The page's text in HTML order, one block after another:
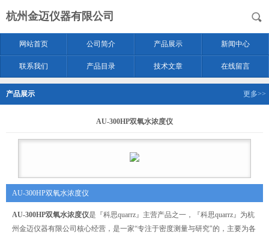
杭州金迈仪器有限公司
网站首页 公司简介 产品展示 新闻中心
联系我们 产品目录 技术文章 在线留言
产品展示 更多>>
AU-300HP双氧水浓度仪
AU-300HP双氧水浓度仪
AU-300HP双氧水浓度仪是『科思quarrz』主营产品之一，『科思quarrz』为杭
州金迈仪器有限公司核心经营，是一家“专注于密度测量与研究"的，主要为各